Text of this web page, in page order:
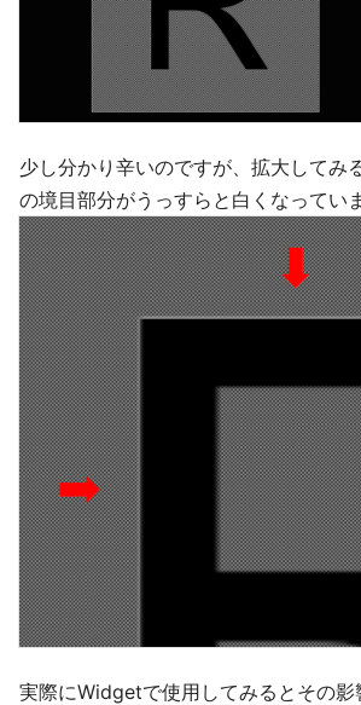
少し分かり辛いのですが、拡大してみ
の境目部分がうっすらと白くなっていま
実際にWidgetで使用してみるとその影